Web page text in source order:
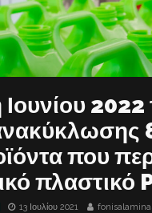
2022
που
πλαστικό
13 Ιουλίου 2021